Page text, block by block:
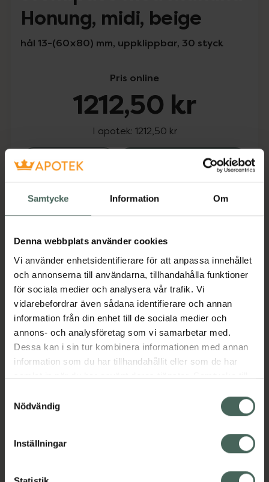
Samtycke Information Om
Denna webbplats använder cookies
Vi använder enhetsidentifierare för att anpassa innehållet
och annonserna till användarna, tillhandahålla funktioner
för sociala medier och analysera vår trafik. Vi
vidarebefordrar även sådana identifierare och annan
information från din enhet till de sociala medier och
annons- och analysföretag som vi samarbetar med.
Dessa kan i sin tur kombinera informationen med annan
information som du har tillhandahållit eller som de har
samlat in när du har använt deras tjänster. Samtycke till
återkalla ditt samtycke via webbplatsens
cookieinställningar. Ett återkallat samtycke påverkar inte
lagligheten av behandling som skett innan återkallelsen.
Nödvändig
Inställningar
Honung, midi, beige
hål 13-(60x80) mm, uppklippbar, 30 styck
Pris online
1212,50 kr
I apotek: 1212,50 kr
Aurum 1-dels
Finns i webblager
Aktuella erbjudanden
Beskrivning
Jämförpris 40,42 kr /st
EAN:05024310920211
Kategorier:
Kronans Apotek finns här för dig. Du hittar oss från Skåne i